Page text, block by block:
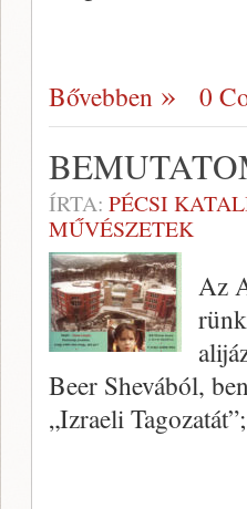
Bővebben 0
ÍRTA: PÉCSI
MŰVÉSZETEK
Az
Beer Shevából,
„Izraeli